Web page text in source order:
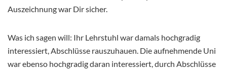
Auszeichnung war Dir sicher.
Was ich sagen will: Ihr Lehrstuhl war damals hochgradig
interessiert, Abschlüsse rauszuhauen. Die aufnehmende Uni
war ebenso hochgradig daran interessiert, durch Abschlüsse